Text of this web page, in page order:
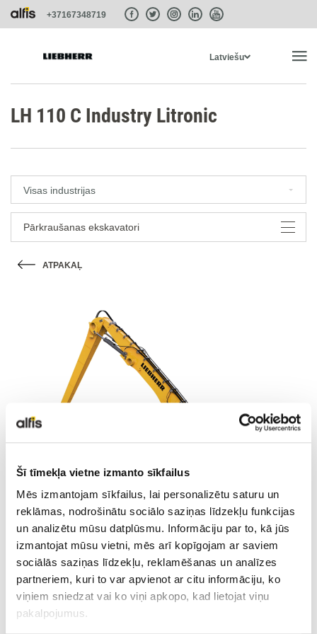
Šī tīmekļa vietne izmanto sīkfailus
Mēs izmantojam sīkfailus, lai personalizētu saturu un
reklāmas, nodrošinātu sociālo saziņas līdzekļu funkcijas
un analizētu mūsu datplūsmu. Informāciju par to, kā jūs
izmantojat mūsu vietni, mēs arī kopīgojam ar saviem
sociālās saziņas līdzekļu, reklamēšanas un analīzes
partneriem, kuri to var apvienot ar citu informāciju, ko
viņiem sniedzat vai ko viņi apkopo, kad lietojat viņu
pakalpojumus.
+37167348719
Latviešu
SĀKUMS
PRODUKTI
PAKALPOJUMI UN RISINĀJUMI
SISTĒMAS
LIEBHERR LIETOTĀ TEHNIKA
KARJERA
KONTAKTI
LH‎ 110 C Industry Litronic
Visas industrijas
Pārkraušanas ekskavatori
ATPAKAĻ
Tehniskie dati
Sniedzamība